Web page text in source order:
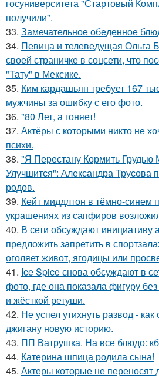
госуниверситета "Стартовый
получили".
33. Замечательное обеденное
34. Певица и телеведущая Ольга
своей страничке в соцсети, что
"Тату" в Мексике.
35. Ким кардашьян требует 167
мужчины за ошибку с его фото.
36. "80 Лет, а гоняет!
37. Актёры с которыми никто не
психи.
38. "Я Перестану Кормить
Улучшится": Александра Трусова
родов.
39. Кейт миддлтон в тёмно-синем
украшениях из сапфиров
40. В сети обсуждают инициативу
предложить запретить в
оголяет живот, ягодицы или
41. Ice Spice снова обсуждают в
фото, где она показала фигуру
и жёсткой ретуши.
42. Не успел утихнуть развод -
джигану новую историю.
43. ПП Ватрушка. На все блюдо:
44. Катерина шпица родила сына!
45. Актеры которые не переносят